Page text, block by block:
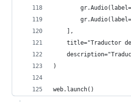
    ],
title="Traductor
)
web.launch()